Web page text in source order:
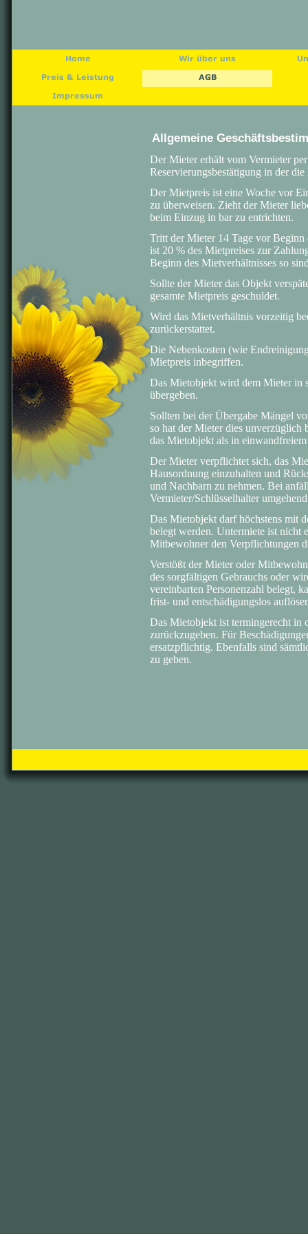
Allgemeine
Der Mieter erhält vom Vermieter
Reservierungsbestätigung in der
Der Mietpreis ist eine Woche vor
zu überweisen. Zieht der Mieter
beim Einzug in bar zu entrichten.
Tritt der Mieter 14 Tage vor Beginn
ist 20 % des Mietpreises zur
Beginn des Mietverhältnisses so
Sollte der Mieter das Objekt
gesamte Mietpreis geschuldet.
Wird das Mietverhältnis vorzeitig
zurückerstattet.
Die Nebenkosten (wie
Mietpreis inbegriffen.
Das Mietobjekt wird dem Mieter in
übergeben.
Sollten bei der Übergabe Mängel
so hat der Mieter dies unverzüglich
das Mietobjekt als in
Der Mieter verpflichtet sich, das
Hausordnung einzuhalten und
und Nachbarn zu nehmen. Bei
Vermieter/Schlüsselhalter
Das Mietobjekt darf höchstens mit
belegt werden. Untermiete ist nicht
Mitbewohner den Verpflichtungen
Verstößt der Mieter oder
des sorgfältigen Gebrauchs oder
vereinbarten Personenzahl belegt,
frist- und entschädigungslos
Das Mietobjekt ist termingerecht in
zurückzugeben. Für
ersatzpflichtig. Ebenfalls sind
zu geben.